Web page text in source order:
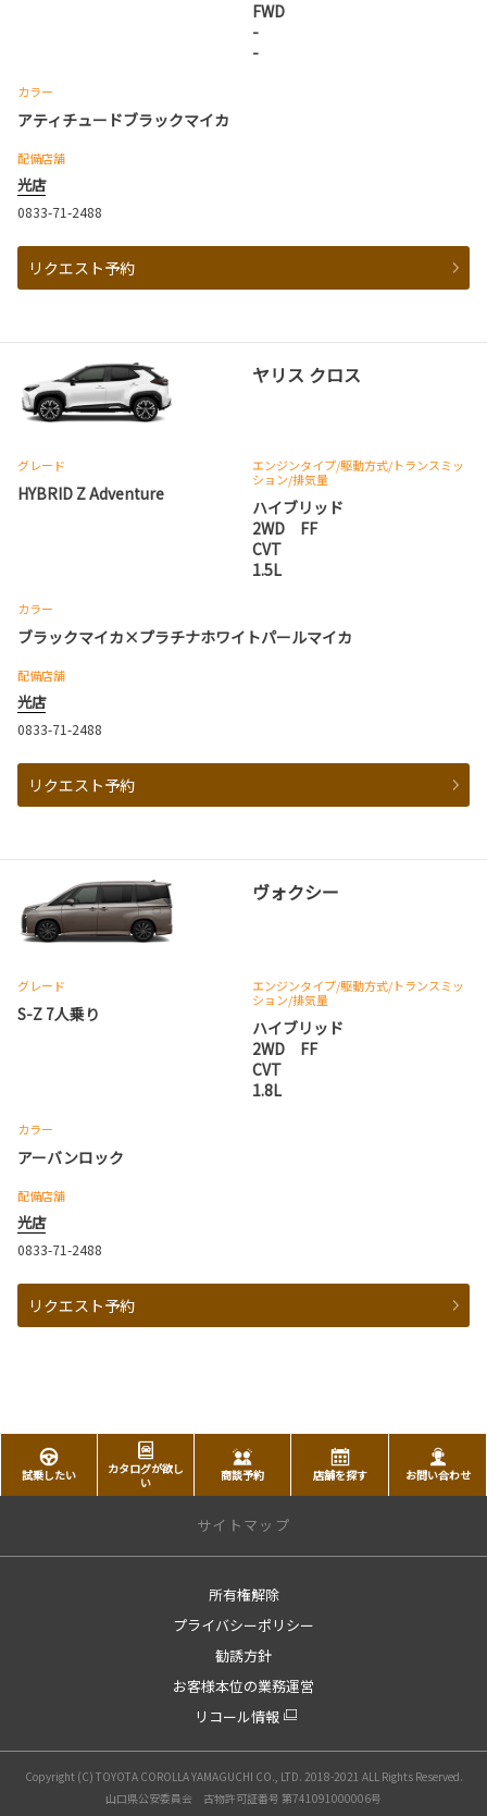
FWD
-
-
カラー
アティチュードブラックマイカ
配備店舗
光店
0833-71-2488
リクエスト予約
ヤリス クロス
グレード
HYBRID Z Adventure
エンジンタイプ/駆動方式/トランスミッ
ション/排気量
ハイブリッド
2WD FF
CVT
1.5L
カラー
ブラックマイカ×プラチナホワイトパールマイカ
配備店舗
光店
0833-71-2488
リクエスト予約
ヴォクシー
グレード
S-Z 7人乗り
エンジンタイプ/駆動方式/トランスミッ
ション/排気量
ハイブリッド
2WD FF
CVT
1.8L
カラー
アーバンロック
配備店舗
光店
0833-71-2488
リクエスト予約
試乗したい
カタログが欲し
い
商談予約 店舗を探す お問い合わせ
サイトマップ
新車
車種一覧
所有権解除
プライバシーポリシー
勧誘方針
お客様本位の業務運営
リコール情報
Copyright (C) TOYOTA COROLLA YAMAGUCHI CO., LTD. 2018-2021 ALL Rights Reserved.
山口県公安委員会 古物許可証番号 第741091000006号